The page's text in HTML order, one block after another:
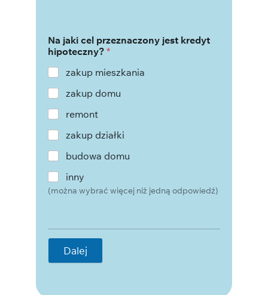
Na jaki cel przeznaczony jest kredyt
hipoteczny? *
zakup mieszkania
zakup domu
remont
zakup działki
budowa domu
inny
(można wybrać więcej niż jedną odpowiedź)
Dalej